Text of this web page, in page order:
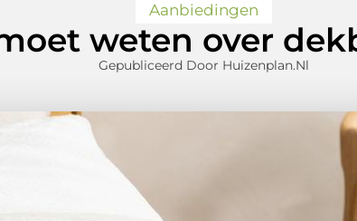
Aanbiedingen
weten over
Gepubliceerd Door Huizenplan.nl